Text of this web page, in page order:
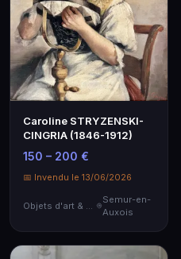
Caroline STRYZENSKI-
CINGRIA (1846-1912)
150 – 200 €
📅 Invendu le 13/06/2026
Objets d'art & Curiosités
Semur-en-
Auxois